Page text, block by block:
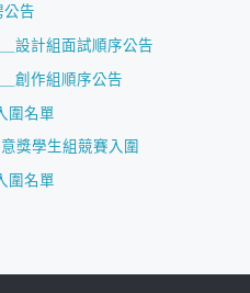
公告
設計組面試順序公告
創作組順序公告
圍名單
獎學生組競賽入圍
圍名單